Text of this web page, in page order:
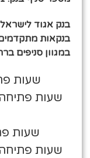
בנק אגוד לישראל
בנקאות מתקדמים
במגוון סניפים
שעות פתיחה
שעות